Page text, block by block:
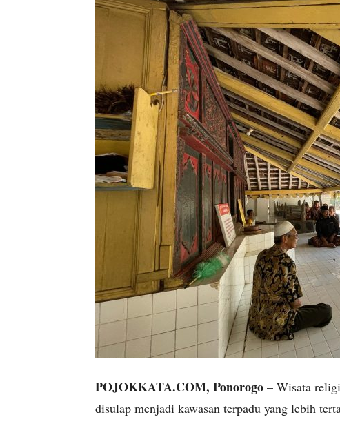
POJOKKATA.COM, Ponorogo – Wisata
disulap menjadi kawasan terpadu yang lebih